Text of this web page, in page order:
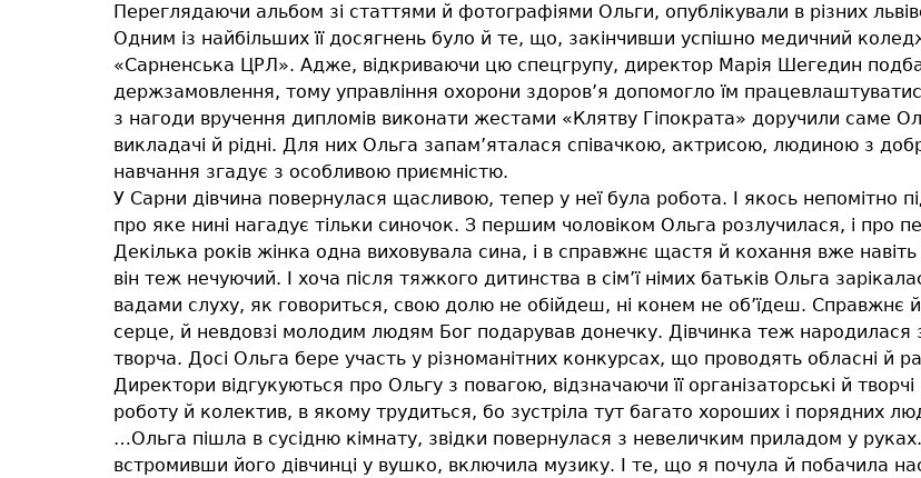
Переглядаючи альбом зі статтями й фотографіями Ольги, опублікували в різних
Одним із найбільших її досягнень було й те, що, закінчивши успішно медичний
«Сарненська ЦРЛ». Адже, відкриваючи цю спецгрупу, директор Марія Шегедин
держзамовлення, тому управління охорони здоров’я допомогло їм
з нагоди вручення дипломів виконати жестами «Клятву Гіпократа» доручили саме
викладачі й рідні. Для них Ольга запам’яталася співачкою, актрисою, людиною з
навчання згадує з особливою приємністю.
У Сарни дівчина повернулася щасливою, тепер у неї була робота. І якось непомітно
про яке нині нагадує тільки синочок. З першим чоловіком Ольга розлучилася, і про
Декілька років жінка одна виховувала сина, і в справжнє щастя й кохання вже
він теж нечуючий. І хоча після тяжкого дитинства в сім’ї німих батьків Ольга
вадами слуху, як говориться, свою долю не обійдеш, ні конем не об’їдеш. Справжнє
серце, й невдовзі молодим людям Бог подарував донечку. Дівчинка теж
творча. Досі Ольга бере участь у різноманітних конкурсах, що проводять обласні й
Директори відгукуються про Ольгу з повагою, відзначаючи її організаторські й
роботу й колектив, в якому трудиться, бо зустріла тут багато хороших і порядних
…Ольга пішла в сусідню кімнату, звідки повернулася з невеличким приладом у
встромивши його дівчинці у вушко, включила музику. І те, що я почула й побачила